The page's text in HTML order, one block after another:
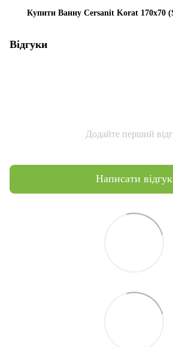
Купити Ванну Cersanit Korat 170x70
Відгуки
Додайте перший
Написати відгук